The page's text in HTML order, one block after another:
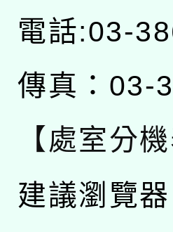
電話:03-
傳真：03-
【處室分機
建議瀏覽